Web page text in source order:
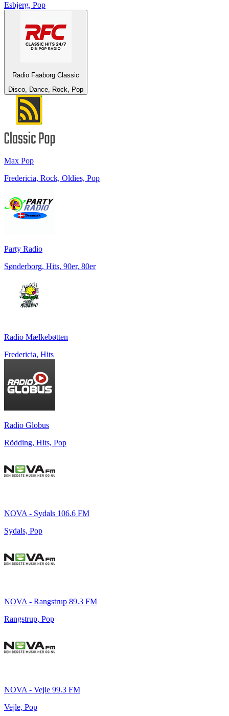
Esbjerg, Pop
Radio Faaborg Classic
Disco, Dance, Rock, Pop
Max Pop
Fredericia, Rock, Oldies, Pop
Party Radio
Sønderborg, Hits, 90er, 80er
Radio Mælkebøtten
Fredericia, Hits
Radio Globus
Rödding, Hits, Pop
NOVA - Sydals 106.6 FM
Sydals, Pop
NOVA - Rangstrup 89.3 FM
Rangstrup, Pop
NOVA - Vejle 99.3 FM
Vejle, Pop